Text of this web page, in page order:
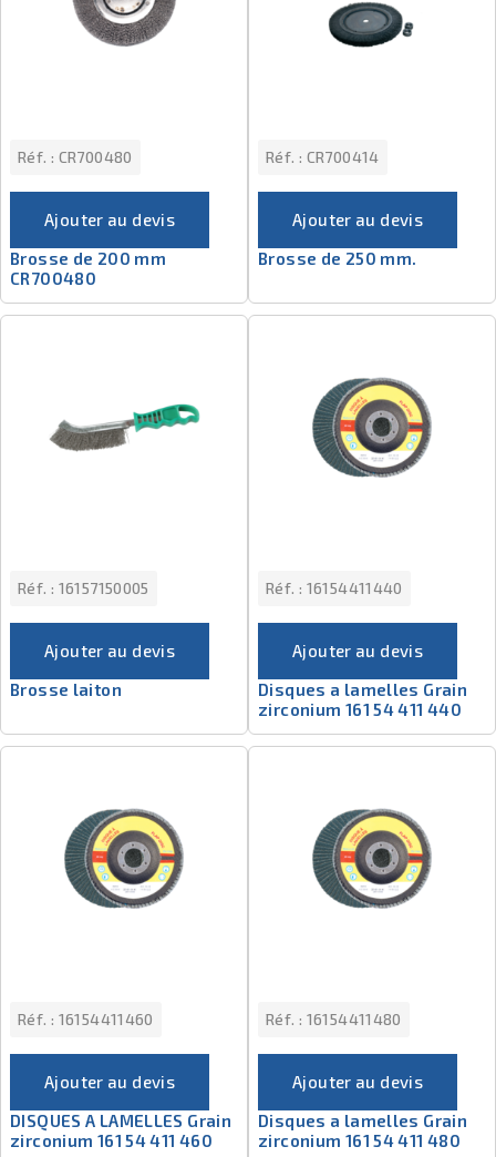
Réf. : CR700480
Ajouter au devis
Brosse de 200 mm
CR700480
Réf. : CR700414
Ajouter au devis
Brosse de 250 mm.
Réf. : 16157150005
Ajouter au devis
Brosse laiton
Réf. : 16154411440
Ajouter au devis
Disques a lamelles Grain
zirconium 161 54 411 440
Réf. : 16154411460
Ajouter au devis
DISQUES A LAMELLES Grain
zirconium 161 54 411 460
Réf. : 16154411480
Ajouter au devis
Disques a lamelles Grain
zirconium 161 54 411 480